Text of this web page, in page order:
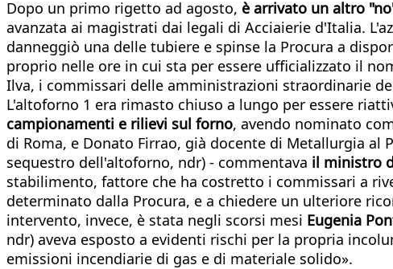
Dopo un primo rigetto ad agosto, è arrivato un altro
avanzata ai magistrati dai legali di Acciaierie d'Italia.
danneggiò una delle tubiere e spinse la Procura a
proprio nelle ore in cui sta per essere ufficializzato il
Ilva, i commissari delle amministrazioni straordinarie
L'altoforno 1 era rimasto chiuso a lungo per essere
campionamenti e rilievi sul forno, avendo nominato
di Roma, e Donato Firrao, già docente di Metallurgia al
sequestro dell'altoforno, ndr) - commentava il ministro
stabilimento, fattore che ha costretto i commissari a
determinato dalla Procura, e a chiedere un ulteriore
intervento, invece, è stata negli scorsi mesi Eugenia
ndr) aveva esposto a evidenti rischi per la propria
emissioni incendiarie di gas e di materiale solido».